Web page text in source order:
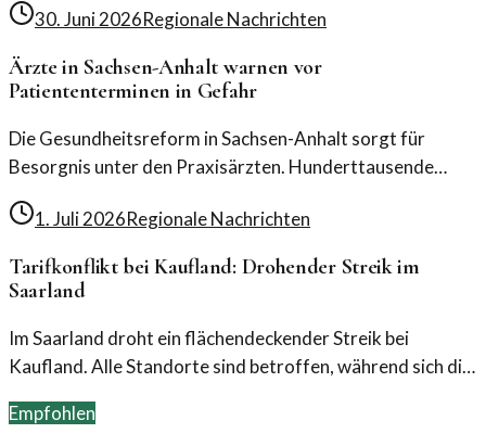
Entwicklungen unsere Gemeinschaft prägen.
30. Juni 2026Regionale Nachrichten
Ärzte in Sachsen-Anhalt warnen vor
Patiententerminen in Gefahr
Die Gesundheitsreform in Sachsen-Anhalt sorgt für
Besorgnis unter den Praxisärzten. Hunderttausende
1. Juli 2026Regionale Nachrichten
Tarifkonflikt bei Kaufland: Drohender Streik im
Saarland
Im Saarland droht ein flächendeckender Streik bei
Kaufland. Alle Standorte sind betroffen, während sich die
angespannt.
Empfohlen